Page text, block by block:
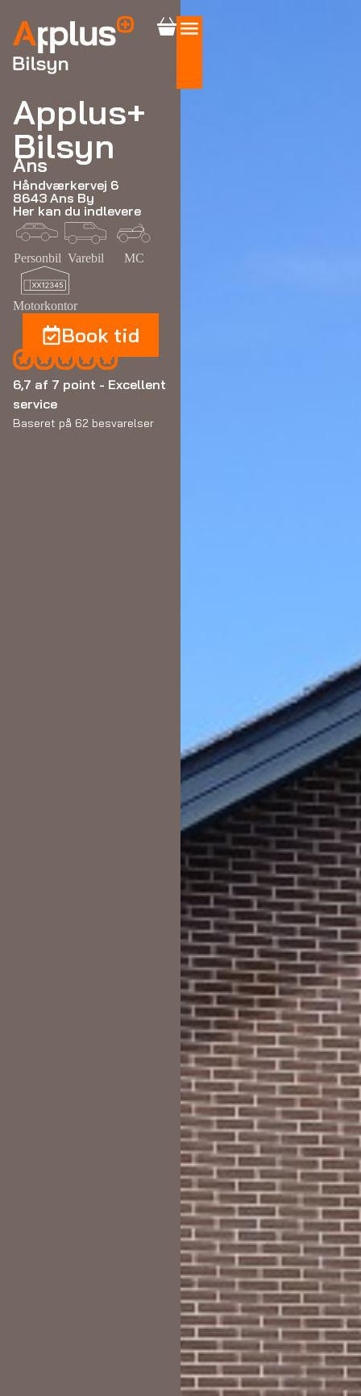
Applus+
Bilsyn
Ans
Håndværkervej 6
8643 Ans By
Her kan du indlevere
Personbil Varebil MC
Motorkontor
Book tid
6,7 af 7 point - Excellent
service
Baseret på 62 besvarelser